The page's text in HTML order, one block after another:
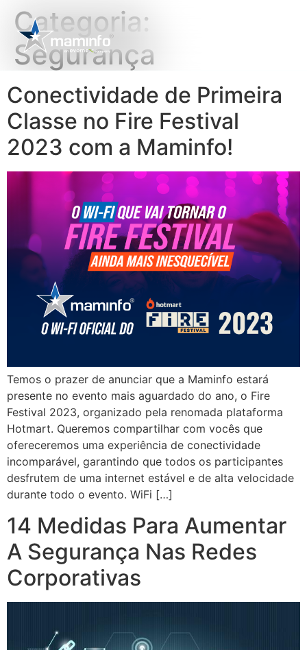
Categoria:
Segurança
Conectividade de Primeira
Classe no Fire Festival
2023 com a Maminfo!
Temos o prazer de anunciar que a Maminfo estará
presente no evento mais aguardado do ano, o Fire
Festival 2023, organizado pela renomada plataforma
Hotmart. Queremos compartilhar com vocês que
ofereceremos uma experiência de conectividade
incomparável, garantindo que todos os participantes
desfrutem de uma internet estável e de alta velocidade
durante todo o evento. WiFi […]
14 Medidas Para Aumentar
A Segurança Nas Redes
Corporativas